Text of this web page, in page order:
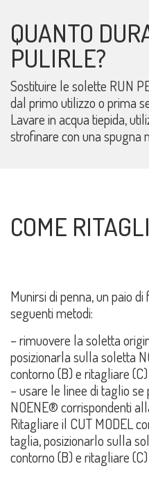
QUANTO
PULIRLE?
Sostituire le solette RUN
dal primo utilizzo o prima
Lavare in acqua tiepida,
strofinare con una spugna
COME
Munirsi di penna, un paio
seguenti metodi:
– rimuovere la soletta
posizionarla sulla soletta
contorno (B) e ritagliare (C)
– usare le linee di taglio
NOENE® corrispondenti
Ritagliare il CUT MODEL
taglia, posizionarlo sulla
contorno (B) e ritagliare (C)